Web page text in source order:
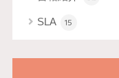
SLA 15